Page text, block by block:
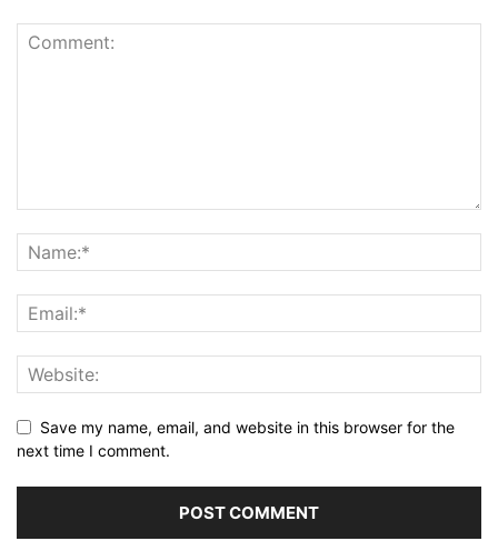
Save my name, email, and website in this browser for the
next time I comment.